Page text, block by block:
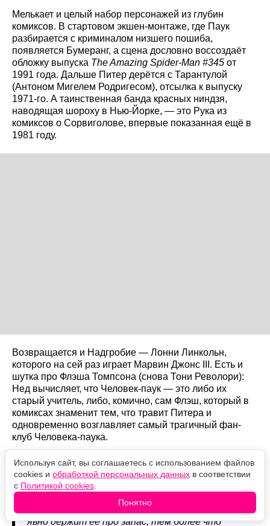
Мелькает и целый набор персонажей из глубин
комиксов. В стартовом экшен-монтаже, где Паук
разбирается с криминалом низшего пошиба,
появляется Бумеранг, а сцена дословно воссоздаёт
обложку выпуска The Amazing Spider-Man #345 от
1991 года. Дальше Питер дерётся с Тарантулой
(Антоном Мигелем Родригесом), отсылка к выпуску
1971-го. А таинственная банда красных ниндзя,
наводящая шороху в Нью-Йорке, — это Рука из
комиксов о Сорвиголове, впервые показанная ещё в
1981 году.
Возвращается и Надгробие — Лонни Линкольн,
которого на сей раз играет Марвин Джонс III. Есть и
шутка про Флэша Томпсона (снова Тони Револори):
Нед вычисляет, что Человек-паук — это либо их
старый учитель, либо, комично, сам Флэш, который в
комиксах знаменит тем, что травит Питера и
одновременно возглавляет самый трагичный фан-
клуб Человека-паука.
В крошечном эпизоде, когда Питер приходит к
Брюсу Бэннеру, среди студентов мелькает
Синди Мун (Тиффани Эспенсен) — в комиксах её
кусает тот же радиоактивный паук, и она
явно держит её про запас, тем более что
Используя сайт, вы соглашаетесь с использованием файлов
cookies и обработкой персональных данных в соответствии
с Политикой cookies
Понятно